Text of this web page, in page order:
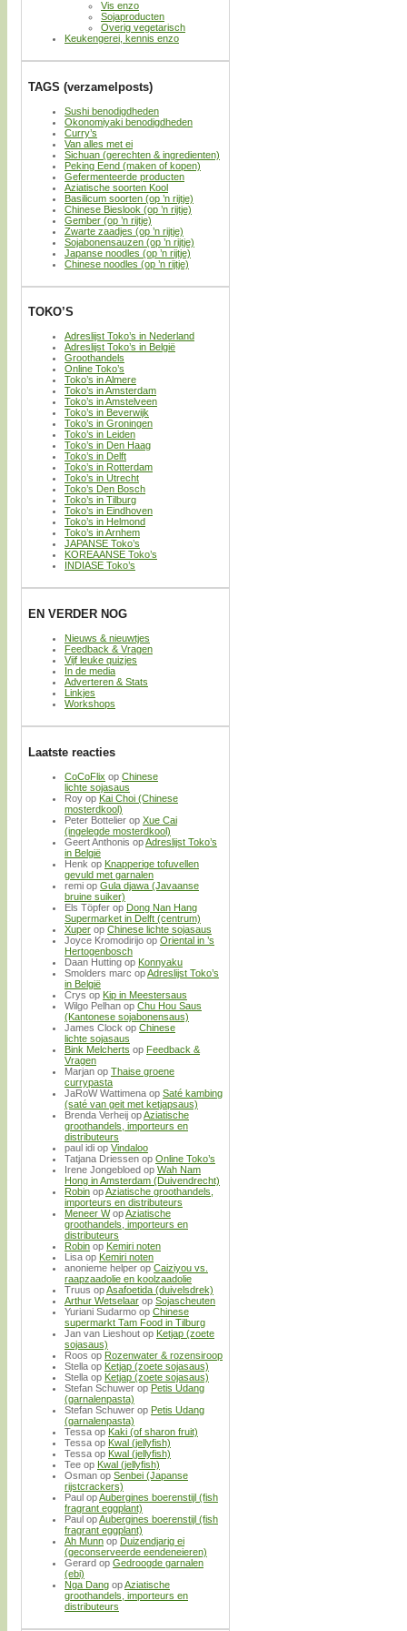
Vis enzo
Sojaproducten
Overig vegetarisch
Keukengerei, kennis enzo
TAGS (verzamelposts)
Sushi benodigdheden
Okonomiyaki benodigdheden
Curry’s
Van alles met ei
Sichuan (gerechten & ingredienten)
Peking Eend (maken of kopen)
Gefermenteerde producten
Aziatische soorten Kool
Basilicum soorten (op ’n rijtje)
Chinese Bieslook (op ’n rijtje)
Gember (op ’n rijtje)
Zwarte zaadjes (op ’n rijtje)
Sojabonensauzen (op ’n rijtje)
Japanse noodles (op ’n rijtje)
Chinese noodles (op ’n rijtje)
TOKO’S
Adreslijst Toko’s in Nederland
Adreslijst Toko’s in België
Groothandels
Online Toko’s
Toko’s in Almere
Toko’s in Amsterdam
Toko’s in Amstelveen
Toko’s in Beverwijk
Toko’s in Groningen
Toko’s in Leiden
Toko’s in Den Haag
Toko’s in Delft
Toko’s in Rotterdam
Toko’s in Utrecht
Toko’s Den Bosch
Toko’s in Tilburg
Toko’s in Eindhoven
Toko’s in Helmond
Toko’s in Arnhem
JAPANSE Toko’s
KOREAANSE Toko’s
INDIASE Toko’s
EN VERDER NOG
Nieuws & nieuwtjes
Feedback & Vragen
Vijf leuke quizjes
In de media
Adverteren & Stats
Linkjes
Workshops
Laatste reacties
CoCoFlix op Chinese
lichte sojasaus
Roy op Kai Choi (Chinese
mosterdkool)
Peter Bottelier op Xue Cai
(ingelegde mosterdkool)
Geert Anthonis opAdreslijst Toko’s
in België
Henk op Knapperige tofuvellen
gevuld met garnalen
remi op Gula djawa (Javaanse
bruine suiker)
Els Töpfer op Dong Nan Hang
Supermarket in Delft (centrum)
Xuper op Chinese lichte sojasaus
Joyce Kromodirijo op Oriental in ’s
Hertogenbosch
Daan Hutting op Konnyaku
Smolders marc opAdreslijst Toko’s
in België
Crys op Kip in Meestersaus
Wilgo Pelhan op Chu Hou Saus
(Kantonese sojabonensaus)
James Clock op Chinese
lichte sojasaus
Bink Melcherts op Feedback &
Vragen
Marjan op Thaise groene
currypasta
JaRoW Wattimena op Saté kambing
(saté van geit met ketjapsaus)
Brenda Verheij opAziatische
groothandels, importeurs en
distributeurs
paul idi op Vindaloo
Tatjana Driessen op Online Toko’s
Irene Jongebloed op Wah Nam
Hong in Amsterdam (Duivendrecht)
Robin opAziatische groothandels,
importeurs en distributeurs
Meneer WopAziatische
groothandels, importeurs en
distributeurs
Robin op Kemiri noten
Lisa op Kemiri noten
anonieme helper op Caiziyou vs.
raapzaadolie en koolzaadolie
Truus opAsafoetida (duivelsdrek)
Arthur Wetselaar op Sojascheuten
Yuriani Sudarmo op Chinese
supermarkt Tam Food in Tilburg
Jan van Lieshout op Ketjap (zoete
sojasaus)
Roos op Rozenwater & rozensiroop
Stella op Ketjap (zoete sojasaus)
Stella op Ketjap (zoete sojasaus)
Stefan Schuwer op Petis Udang
(garnalenpasta)
Stefan Schuwer op Petis Udang
(garnalenpasta)
Tessa op Kaki (of sharon fruit)
Tessa op Kwal (jellyfish)
Tessa op Kwal (jellyfish)
Tee op Kwal (jellyfish)
Osman op Senbei (Japanse
rijstcrackers)
Paul opAubergines boerenstijl (fish
fragrant eggplant)
Paul opAubergines boerenstijl (fish
fragrant eggplant)
Ah Munn op Duizendjarig ei
(geconserveerde eendeneieren)
Gerard op Gedroogde garnalen
(ebi)
Nga Dang opAziatische
groothandels, importeurs en
distributeurs